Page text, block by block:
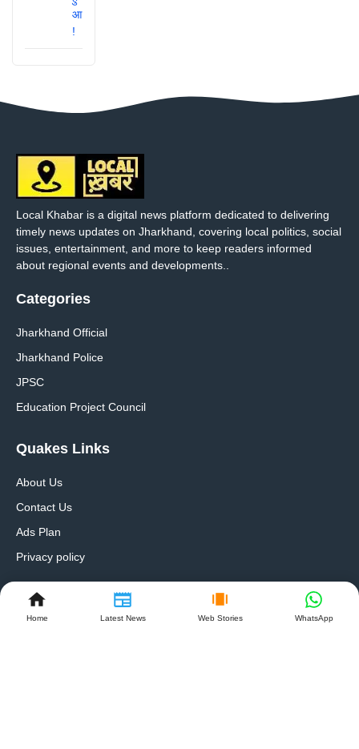
Home Latest News Web Stories WhatsApp
Local Khabar is a digital news platform dedicated to delivering
timely news updates on Jharkhand, covering local politics, social
issues, entertainment, and more to keep readers informed
about regional events and developments..
Categories
Jharkhand Official
Jharkhand Police
JPSC
Education Project Council
Quakes Links
About Us
Contact Us
Ads Plan
Privacy policy
Follow Us On